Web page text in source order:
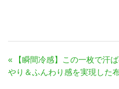
投
稿
前
の
【瞬間冷感】この一枚で汗
やり＆ふんわり感を実現した